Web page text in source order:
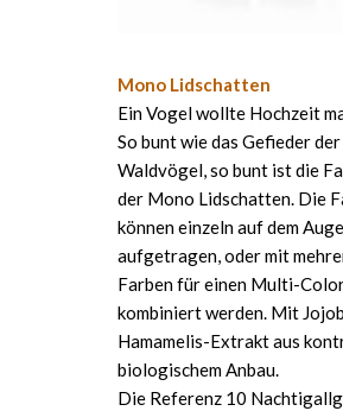
Mono Lidschatten
Ein Vogel wollte Hochzeit
So bunt wie das Gefieder der
Waldvögel, so bunt ist die
der Mono Lidschatten. Die
können einzeln auf dem
aufgetragen, oder mit
Farben für einen Multi-
kombiniert werden. Mit
Hamamelis-Extrakt aus
biologischem Anbau.
Die Referenz 10